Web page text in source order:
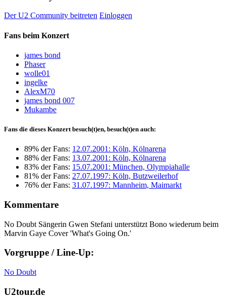
Der U2 Community beitreten Einloggen
Fans beim Konzert
james bond
Phaser
wolle01
ingelke
AlexM70
james bond 007
Mukambe
Fans die dieses Konzert besuch(t)en, besuch(t)en auch:
89% der Fans: 12.07.2001: Köln, Kölnarena
88% der Fans: 13.07.2001: Köln, Kölnarena
83% der Fans: 15.07.2001: München, Olympiahalle
81% der Fans: 27.07.1997: Köln, Butzweilerhof
76% der Fans: 31.07.1997: Mannheim, Maimarkt
Kommentare
No Doubt Sängerin Gwen Stefani unterstützt Bono wiederum beim
Marvin Gaye Cover 'What's Going On.'
Vorgruppe / Line-Up:
No Doubt
U2tour.de